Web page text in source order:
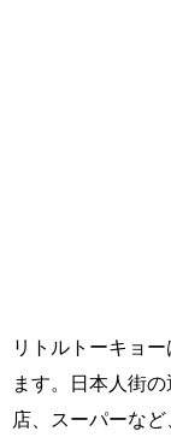
リトルトーキョ
ます。日本人街
店、スーパーなど